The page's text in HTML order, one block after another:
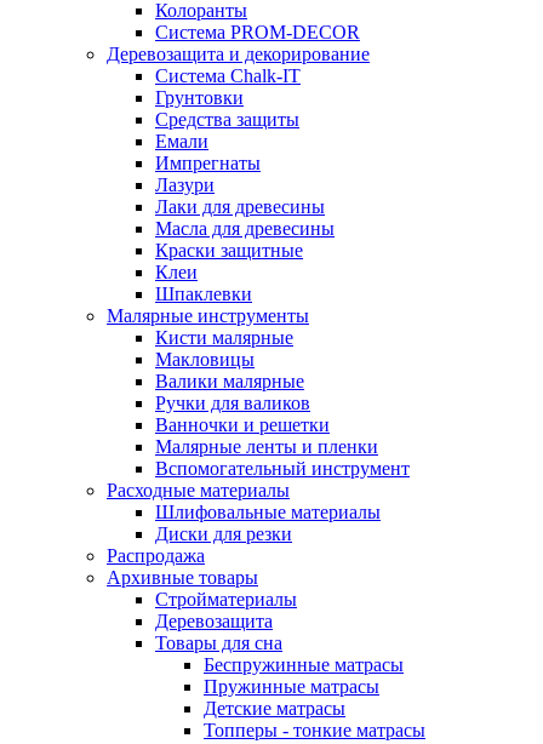
Колоранты
Система PROM-DECOR
Деревозащита и декорирование
Система Chalk-IT
Грунтовки
Средства защиты
Емали
Импрегнаты
Лазури
Лаки для древесины
Масла для древесины
Краски защитные
Клеи
Шпаклевки
Малярные инструменты
Кисти малярные
Макловицы
Валики малярные
Ручки для валиков
Ванночки и решетки
Малярные ленты и пленки
Вспомогательный инструмент
Расходные материалы
Шлифовальные материалы
Диски для резки
Распродажа
Архивные товары
Стройматериалы
Деревозащита
Товары для сна
Беспружинные матрасы
Пружинные матрасы
Детские матрасы
Топперы - тонкие матрасы